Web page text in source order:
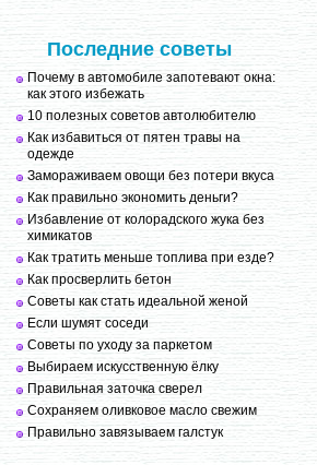
Последние советы
Почему в автомобиле запотевают окна:
как этого избежать
10 полезных советов автолюбителю
Как избавиться от пятен травы на
одежде
Замораживаем овощи без потери вкуса
Как правильно экономить деньги?
Избавление от колорадского жука без
химикатов
Как тратить меньше топлива при езде?
Как просверлить бетон
Советы как стать идеальной женой
Если шумят соседи
Советы по уходу за паркетом
Выбираем искусственную ёлку
Правильная заточка сверел
Сохраняем оливковое масло свежим
Правильно завязываем галстук